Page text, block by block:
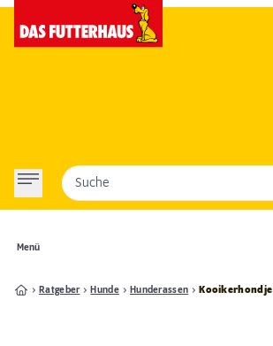
Menü
Suche
Ratgeber Hunde Hunderassen Kooikerhondje